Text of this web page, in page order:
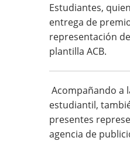
Estudiantes,
entrega de
representación
plantilla ACB.
Acompañando a
estudiantil,
presentes
agencia de